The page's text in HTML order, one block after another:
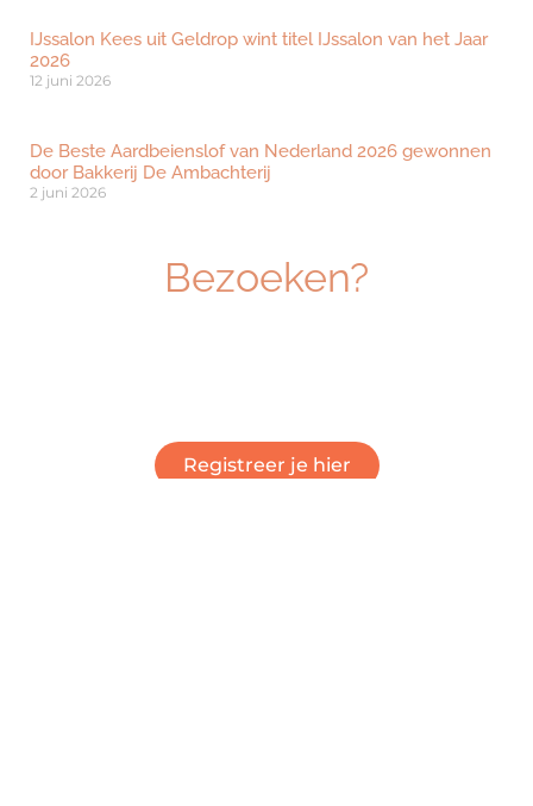
IJssalon Kees uit Geldrop wint titel IJssalon van het Jaar
2026
12 juni 2026
De Beste Aardbeienslof van Nederland 2026 gewonnen
door Bakkerij De Ambachterij
2 juni 2026
Bezoeken?
Registreer je hier